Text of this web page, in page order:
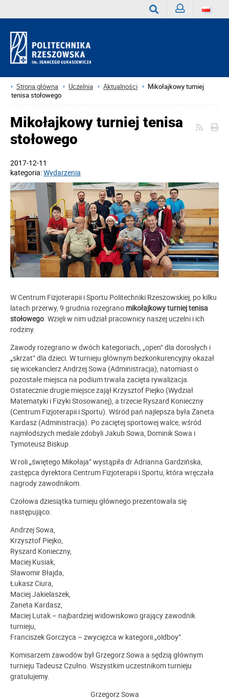
Strona główna Uczelnia Aktualności
Mikołajkowy turniej
tenisa stołowego
Mikołajkowy turniej tenisa
stołowego
2017-12-11
kategoria:Wydarzenia
W Centrum Fizjoterapii i Sportu Politechniki Rzeszowskiej, po kilku
latach przerwy, 9 grudnia rozegrano mikołajkowy turniej tenisa
stołowego. Wzięli w nim udział pracownicy naszej uczelni i ich
rodziny.
Zawody rozegrano w dwóch kategoriach, „open” dla dorosłych i
„skrzat” dla dzieci. W turnieju głównym bezkonkurencyjny okazał
się wicekanclerz Andrzej Sowa (Administracja), natomiast o
pozostałe miejsca na podium trwała zacięta rywalizacja.
Ostatecznie drugie miejsce zajął Krzysztof Piejko (Wydział
Matematyki i Fizyki Stosowanej), a trzecie Ryszard Konieczny
(Centrum Fizjoterapii i Sportu). Wśród pań najlepsza była Żaneta
Kardasz (Administracja). Po zaciętej sportowej walce, wśród
najmłodszych medale zdobyli Jakub Sowa, Dominik Sowa i
Tymoteusz Biskup.
W roli „świętego Mikołaja” wystąpiła dr Adrianna Gardzińska,
zastępca dyrektora Centrum Fizjoterapii i Sportu, która wręczała
nagrody zawodnikom.
Czołowa dziesiątka turnieju głównego prezentowała się
następująco:
Andrzej Sowa,
Krzysztof Piejko,
Ryszard Konieczny,
Maciej Kusiak,
Sławomir Błajda,
Łukasz Ciura,
Maciej Jakielaszek,
Żaneta Kardasz,
Maciej Lutak – najbardziej widowiskowo grający zawodnik
turnieju,
Franciszek Gorczyca – zwycięzca w kategorii „oldboy”.
Komisarzem zawodów był Grzegorz Sowa a sędzią głównym
turnieju Tadeusz Czułno. Wszystkim uczestnikom turnieju
gratulujemy.
Grzegorz Sowa